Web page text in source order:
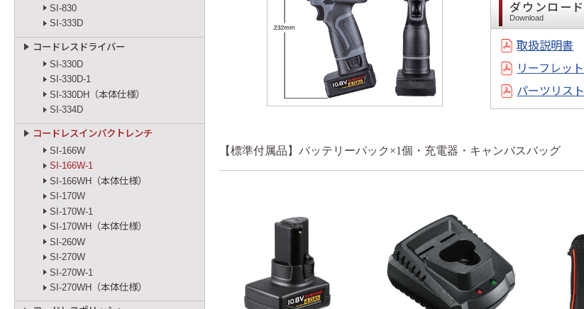
SI-830
SI-333D
コードレスドライバー
SI-330D
SI-330D-1
SI-330DH（本体仕様）
SI-334D
コードレスインパクトレンチ
SI-166W
SI-166W-1
SI-166WH（本体仕様）
SI-170W
SI-170W-1
SI-170WH（本体仕様）
SI-260W
SI-270W
SI-270W-1
SI-270WH（本体仕様）
ダウンロード
Download
取扱説明書
リーフレット
パーツリスト
【標準付属品】バッテリーパック×1個・充電器・キャンバスバッグ